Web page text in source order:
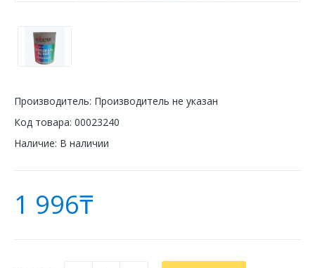
Производитель: Производитель не указан
Код товара: 00023240
Наличие: В наличии
1 996₸